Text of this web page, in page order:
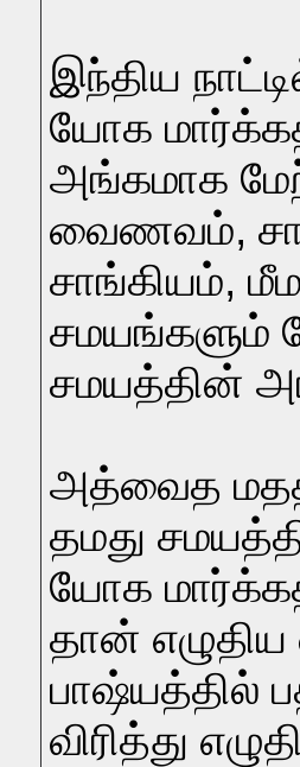
இந்திய
யோக
அங்கமாக
வைணவம்,
சாங்கியம்,
சமயங்களும்
சமயத்தின்
அத்வைத
தமது
யோக
தான்
பாஷ்யத்தில்
விரித்து